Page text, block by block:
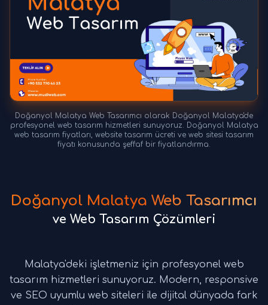
Doğanyol Malatya Web Tasarımcı olarak Doğanyol Malatya'de
profesyonel web tasarım hizmetleri sunuyoruz. Doğanyol Malatya
web tasarım fiyatları, website tasarım ücreti ve web sitesi tasarım
fiyatı konusunda şeffaf bir fiyatlandırma.
Doğanyol Malatya Web Tasarımcı
ve Web Tasarım Çözümleri
Malatya'deki işletmeniz için profesyonel web
tasarım hizmetleri sunuyoruz. Modern, responsive
ve SEO uyumlu web siteleri ile dijital dünyada fark